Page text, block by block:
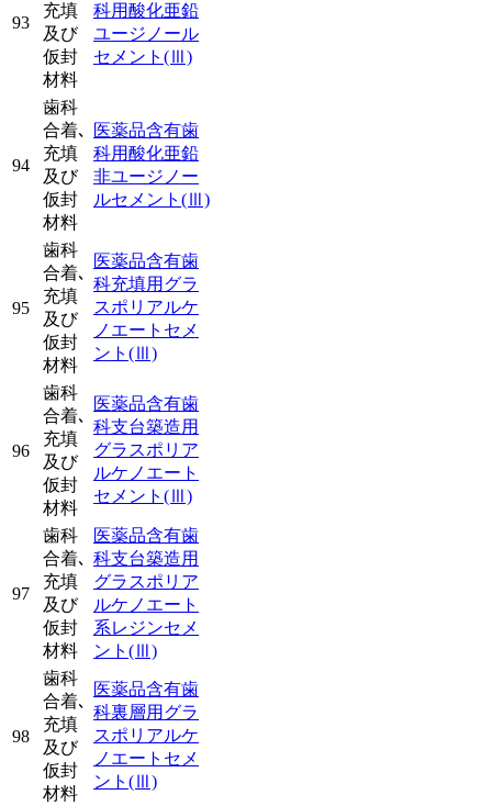
93
充填
及び
仮封
材料
科用酸化亜鉛
ユージノール
セメント (Ⅲ)
94
歯科
合着､
充填
及び
仮封
材料
医薬品含有歯
科用酸化亜鉛
非ユージノー
ルセメント (Ⅲ)
95
歯科
合着､
充填
及び
仮封
材料
医薬品含有歯
科充填用グラ
スポリアルケ
ノエートセメ
ント (Ⅲ)
96
歯科
合着､
充填
及び
仮封
材料
医薬品含有歯
科支台築造用
グラスポリア
ルケノエート
セメント (Ⅲ)
97
歯科
合着､
充填
及び
仮封
材料
医薬品含有歯
科支台築造用
グラスポリア
ルケノエート
系レジンセメ
ント (Ⅲ)
98
歯科
合着､
充填
及び
仮封
材料
医薬品含有歯
科裏層用グラ
スポリアルケ
ノエートセメ
ント (Ⅲ)